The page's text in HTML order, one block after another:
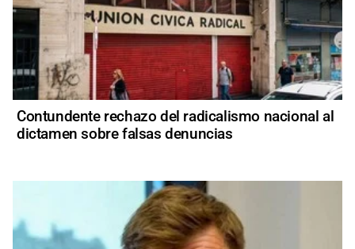
Contundente rechazo del radicalismo nacional al
dictamen sobre falsas denuncias